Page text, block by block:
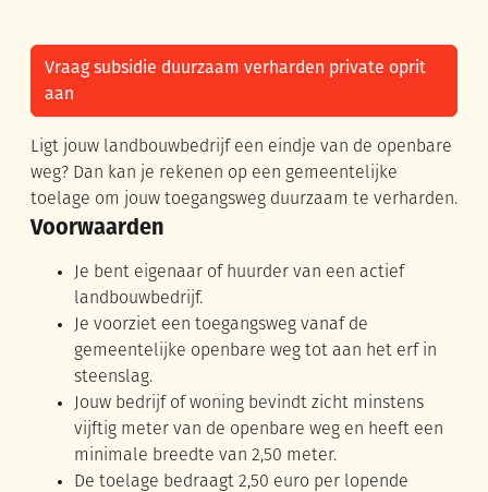
Vraag subsidie duurzaam verharden private oprit
aan
Ligt jouw landbouwbedrijf een eindje van de openbare
weg? Dan kan je rekenen op een gemeentelijke
toelage om jouw toegangsweg duurzaam te verharden.
Voorwaarden
Je bent eigenaar of huurder van een actief
landbouwbedrijf.
Je voorziet een toegangsweg vanaf de
gemeentelijke openbare weg tot aan het erf in
steenslag.
Jouw bedrijf of woning bevindt zicht minstens
vijftig meter van de openbare weg en heeft een
minimale breedte van 2,50 meter.
De toelage bedraagt 2,50 euro per lopende